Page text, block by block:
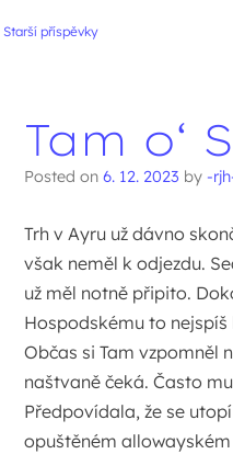
Starší příspěvky
Tam o‘
Posted on 6. 12. 2023 by -
Trh v Ayru už dávno
však neměl k odjezdu.
už měl notně připito.
Hospodskému to
Občas si Tam vzpomněl
naštvaně čeká. Často
Předpovídala, že se
opuštěném